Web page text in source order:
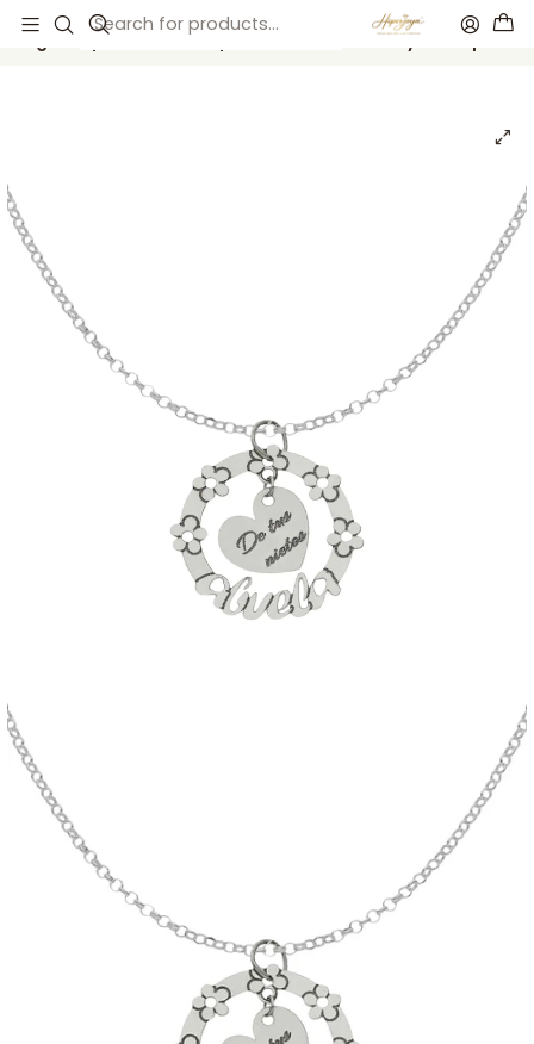
Inicio Catálogo
Colgante personalizado para abuela nombres y flores plata